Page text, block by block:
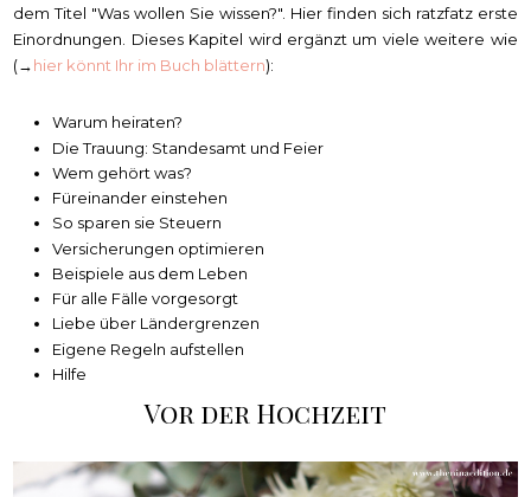
dem Titel "Was wollen Sie wissen?". Hier finden sich ratzfatz erste
Einordnungen. Dieses Kapitel wird ergänzt um viele weitere wie
(→hier könnt Ihr im Buch blättern):
Warum heiraten?
Die Trauung: Standesamt und Feier
Wem gehört was?
Füreinander einstehen
So sparen sie Steuern
Versicherungen optimieren
Beispiele aus dem Leben
Für alle Fälle vorgesorgt
Liebe über Ländergrenzen
Eigene Regeln aufstellen
Hilfe
Vor der Hochzeit